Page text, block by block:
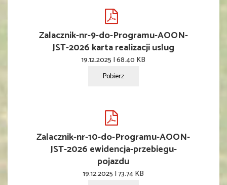
Zalacznik-nr-9-do-Programu-AOON-
JST-2026 karta realizacji uslug
19.12.2025 | 68.40 KB
Pobierz
Zalacznik-nr-10-do-Programu-AOON-
JST-2026 ewidencja-przebiegu-
pojazdu
19.12.2025 | 73.74 KB